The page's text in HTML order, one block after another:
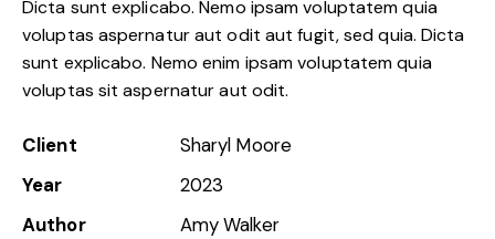
Dicta sunt explicabo. Nemo ipsam voluptatem quia
voluptas aspernatur aut odit aut fugit, sed quia. Dicta
sunt explicabo. Nemo enim ipsam voluptatem quia
voluptas sit aspernatur aut odit.
Client
Sharyl Moore
Year
2023
Author
Amy Walker